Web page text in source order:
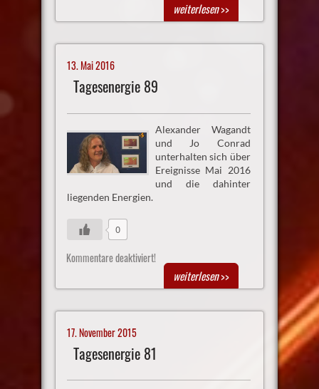
weiterlesen>>
13. Mai 2016
Tagesenergie 89
Alexander Wagandt
und Jo Conrad
unterhalten sich über
Ereignisse Mai 2016
und die dahinter
liegenden Energien.
0
Kommentare deaktiviert!
weiterlesen>>
17. November 2015
Tagesenergie 81